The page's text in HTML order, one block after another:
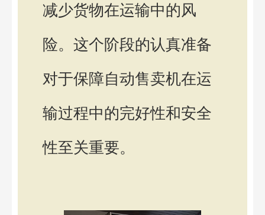
减少货物在运输中的风
险。这个阶段的认真准备
对于保障自动售卖机在运
输过程中的完好性和安全
性至关重要。